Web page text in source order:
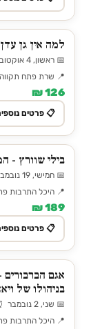
למה אין גן
📅 ראשון, 4 אוקטובר ⏰ 19:30
📍 שרת פתח תקווה
126 ₪
📋 פרטים
בילי שוורץ -
📅 חמישי, 19 נובמבר ⏰ 20:30
📍 היכל התרבות
189 ₪
📋 פרטים
אגם
בניהולו של
📅 שני, 2 נובמבר ⏰ 20:00
📍 היכל התרבות